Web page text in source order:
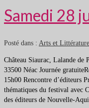
Samedi 28
Posté dans : Arts et Littérature
Château Siaurac, Lalande de
33500 Néac Journée
15h00 Rencontre d’éditeurs
thématiques du festival avec
des éditeurs de Nouvelle-